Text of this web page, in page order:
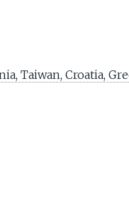
Taiwan, Croatia,